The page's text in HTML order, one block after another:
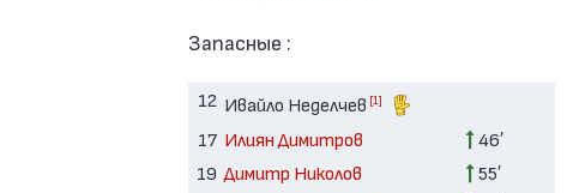
Запасные :
12 Ивайло Неделчев [1]
17 Илиян Димитров
46′
19 Димитр Николов
55′